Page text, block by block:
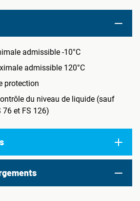
admissible -10°C
admissible 120°C
protection
du niveau de liquide (sauf
76 et FS 126)